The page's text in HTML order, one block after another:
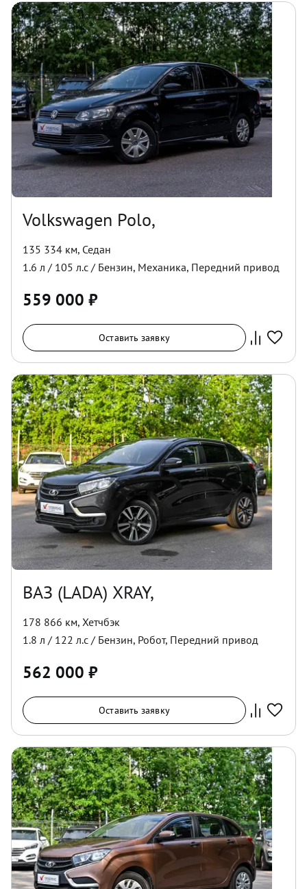
Volkswagen Polo,
135 334 км, Седан
1.6 л / 105 л.с / Бензин, Механика, Передний привод
559 000 ₽
Оставить заявку
ВАЗ (LADA) XRAY,
178 866 км, Хетчбэк
1.8 л / 122 л.с / Бензин, Робот, Передний привод
562 000 ₽
Оставить заявку